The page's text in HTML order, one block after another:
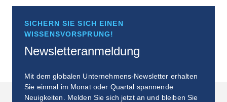
SICHERN SIE SICH EINEN
WISSENSVORSPRUNG!
Newsletteranmeldung
Mit dem globalen Unternehmens-Newsletter erhalten
Sie einmal im Monat oder Quartal spannende
Neuigkeiten. Melden Sie sich jetzt an und bleiben Sie